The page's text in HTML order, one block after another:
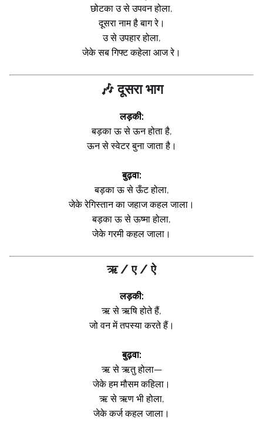
छोटका उ से उपवन होला,
दूसरा नाम है बाग रे।
उ से उपहार होला,
जेके सब गिफ्ट कहेला आज रे।
🎶 दूसरा भाग
लड़की:
बड़का ऊ से ऊन होता है,
ऊन से स्वेटर बुना जाता है।
बुढ़वा:
बड़का ऊ से ऊँट होला,
जेके रेगिस्तान का जहाज कहल जाला।
बड़का ऊ से ऊष्मा होला,
जेके गरमी कहल जाला।
ऋ / ए / ऐ
लड़की:
ऋ से ऋषि होते हैं,
जो वन में तपस्या करते हैं।
बुढ़वा:
ऋ से ऋतु होला—
जेके हम मौसम कहिला।
ऋ से ऋण भी होला,
जेके कर्ज कहल जाला।